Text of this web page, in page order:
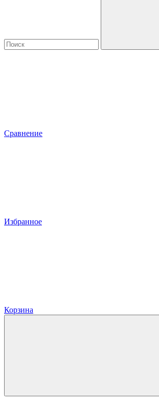
Сравнение
Избранное
Корзина